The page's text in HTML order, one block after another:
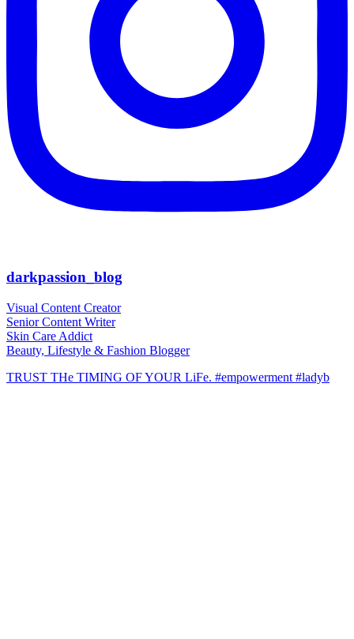
darkpassion_blog
Visual Content Creator
Senior Content Writer
Skin Care Addict
Beauty, Lifestyle & Fashion Blogger
TRUST THe TIMING OF YOUR LiFe. #empowerment #ladyb